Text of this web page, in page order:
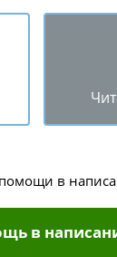
в
в